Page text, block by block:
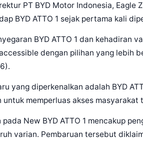
PT BYD Motor Indonesia,
BYD ATTO 1 sejak pertama kali
BYD ATTO 1 dan kehadiran
dengan pilihan yang lebih
yang diperkenalkan adalah BYD
untuk memperluas akses
pada New BYD ATTO 1 mencakup
varian. Pembaruan tersebut